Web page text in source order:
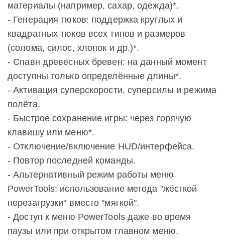
материалы (например, сахар, одежда)*.
- Генерация тюков: поддержка круглых и
квадратных тюков всех типов и размеров
(солома, силос, хлопок и др.)*.
- Спавн древесных бревен: на данный момент
доступны только определённые длины*.
- Активация суперскорости, суперсилы и режима
полёта.
- Быстрое сохранение игры: через горячую
клавишу или меню*.
- Отключение/включение HUD/интерфейса.
- Повтор последней команды.
- Альтернативный режим работы меню
PowerTools: использование метода "жёсткой
перезагрузки" вместо "мягкой".
- Доступ к меню PowerTools даже во время
паузы или при открытом главном меню.